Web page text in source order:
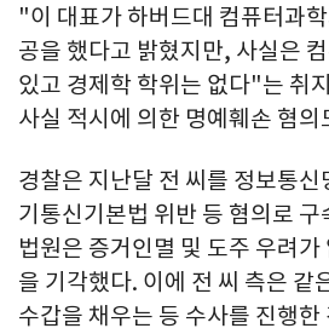
"이 대표가 하버드대 컴퓨터과
공을 했다고 밝혔지만, 사실은
있고 경제학 학위는 없다"는 취
사실 적시에 의한 명예훼손 혐의
경찰은 지난달 전 씨를 정보통
기통신기본법 위반 등 혐의로
법원은 증거인멸 및 도주 우려
을 기각했다. 이에 전 씨 측은 같
수갑을 채우는 등 수사를 진행